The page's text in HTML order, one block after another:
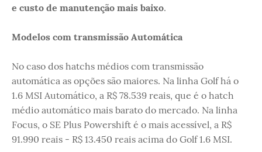
e custo de manutenção mais baixo.
Modelos com transmissão Automática
No caso dos hatchs médios com transmissão
automática as opções são maiores. Na linha Golf há o
1.6 MSI Automático, a R$ 78.539 reais, que é o hatch
médio automático mais barato do mercado. Na linha
Focus, o SE Plus Powershift é o mais acessível, a R$
91.990 reais - R$ 13.450 reais acima do Golf 1.6 MSI.